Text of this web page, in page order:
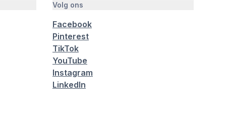
Volg ons
Facebook
Pinterest
TikTok
YouTube
Instagram
LinkedIn